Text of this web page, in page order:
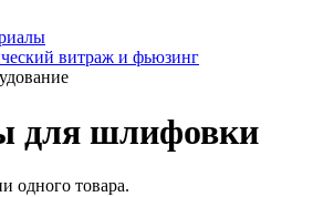
витраж и фьюзинг
для шлифовки
одного товара.